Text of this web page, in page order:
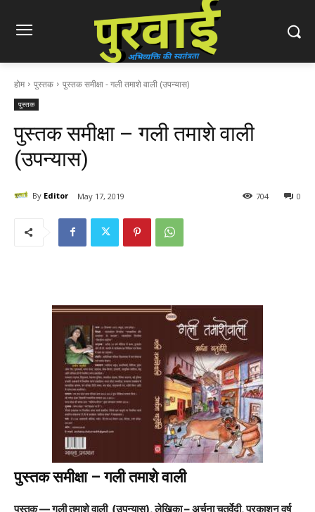
होम पुस्तक पुस्तक समीक्षा - गली तमाशे वाली (उपन्यास)
पुस्तक
पुस्तक समीक्षा – गली तमाशे वाली
(उपन्यास)
By Editor May 17, 2019 0
704
पुस्तक समीक्षा – गली तमाशे वाली
पुस्तक— गली तमाशे वाली (उपन्यास), लेखिका – अर्चना चतुर्वेदी, प्रकाशन वर्ष